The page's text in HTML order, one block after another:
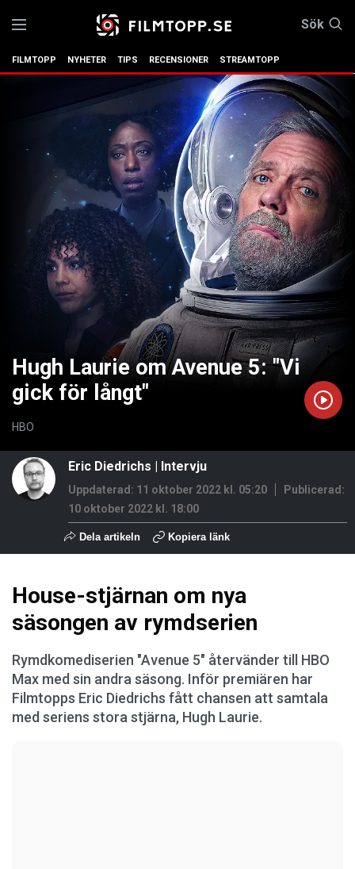
Sök
FILMTOPP NYHETER TIPS RECENSIONER STREAMTOPP
Hugh Laurie om Avenue 5: "Vi
gick för långt"
HBO
Eric Diedrichs | Intervju
Uppdaterad: 11 oktober 2022 kl. 05:20
Publicerad:
10 oktober 2022 kl. 18:00
Dela artikeln Kopiera länk
House-stjärnan om nya
säsongen av rymdserien
Rymdkomediserien "Avenue 5" återvänder till HBO
Max med sin andra säsong. Inför premiären har
Filmtopps Eric Diedrichs fått chansen att samtala
med seriens stora stjärna, Hugh Laurie.